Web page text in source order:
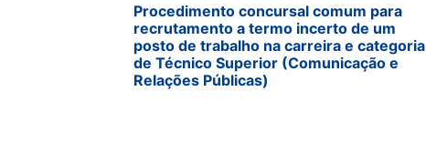
Procedimento concursal comum para
recrutamento a termo incerto de um
posto de trabalho na carreira e categoria
de Técnico Superior (Comunicação e
Relações Públicas)